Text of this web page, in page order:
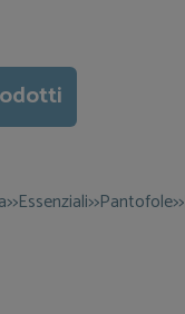
>>Essenziali>>Pantofole>>